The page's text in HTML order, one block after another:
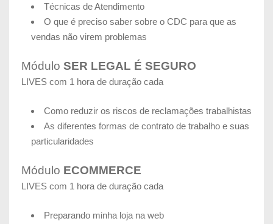
Técnicas de Atendimento
O que é preciso saber sobre o CDC para que as
vendas não virem problemas
Módulo SER LEGAL É SEGURO
LIVES com 1 hora de duração cada
Como reduzir os riscos de reclamações trabalhistas
As diferentes formas de contrato de trabalho e suas
particularidades
Módulo ECOMMERCE
LIVES com 1 hora de duração cada
Preparando minha loja na web